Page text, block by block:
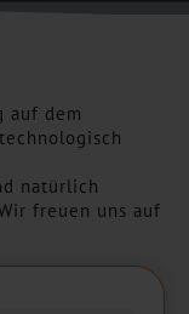
auf dem
natürlich
freuen uns auf